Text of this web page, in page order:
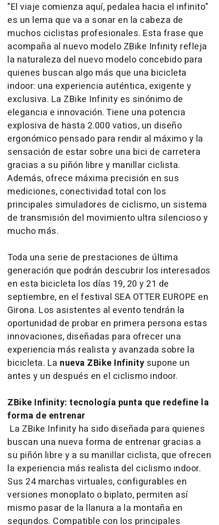
"El viaje comienza aquí, pedalea hacia el infinito"
es un lema que va a sonar en la cabeza de
muchos ciclistas profesionales. Esta frase que
acompaña al nuevo modelo ZBike Infinity refleja
la naturaleza del nuevo modelo concebido para
quienes buscan algo más que una bicicleta
indoor: una experiencia auténtica, exigente y
exclusiva. La ZBike Infinity es sinónimo de
elegancia e innovación. Tiene una potencia
explosiva de hasta 2.000 vatios, un diseño
ergonómico pensado para rendir al máximo y la
sensación de estar sobre una bici de carretera
gracias a su piñón libre y manillar ciclista.
Además, ofrece máxima precisión en sus
mediciones, conectividad total con los
principales simuladores de ciclismo, un sistema
de transmisión del movimiento ultra silencioso y
mucho más.
Toda una serie de prestaciones de última
generación que podrán descubrir los interesados
en esta bicicleta los días 19, 20 y 21 de
septiembre, en el festival SEA OTTER EUROPE en
Girona. Los asistentes al evento tendrán la
oportunidad de probar en primera persona estas
innovaciones, diseñadas para ofrecer una
experiencia más realista y avanzada sobre la
bicicleta. La nueva ZBike Infinity supone un
antes y un después en el ciclismo indoor.
ZBike Infinity: tecnología punta que redefine la
forma de entrenar
La ZBike Infinity ha sido diseñada para quienes
buscan una nueva forma de entrenar gracias a
su piñón libre y a su manillar ciclista, que ofrecen
la experiencia más realista del ciclismo indoor.
Sus 24 marchas virtuales, configurables en
versiones monoplato o biplato, permiten así
mismo pasar de la llanura a la montaña en
segundos. Compatible con los principales